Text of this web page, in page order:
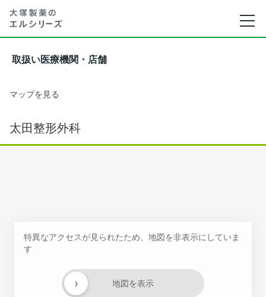
取扱い医療機関・店舗
マップを見る
太田整形外科
特異なアクセスが見られたため、地図を非表示にしていま
す
地図を表示
›